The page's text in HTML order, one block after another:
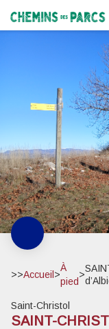
Chemins des Parcs
>>Accueil >
À
pied
>
Saint-Christol
SAINT-